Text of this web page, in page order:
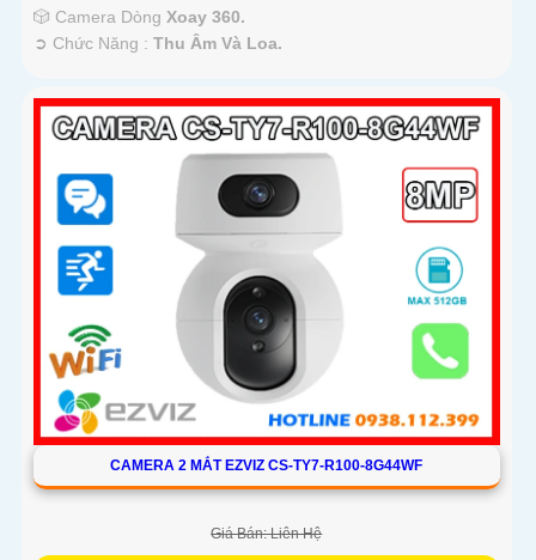
🎲 Camera Dòng Xoay 360.
️➲ Chức Năng : Thu Âm Và Loa.
CAMERA 2 MẮT EZVIZ CS-TY7-R100-8G44WF
Giá Bán: Liên Hệ